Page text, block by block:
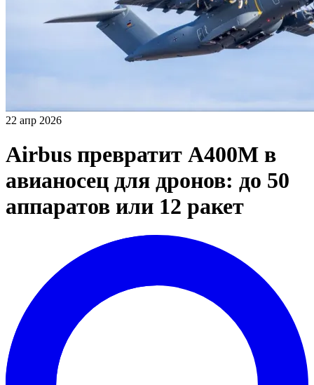
22 апр 2026
Airbus превратит A400M в
авианосец для дронов: до 50
аппаратов или 12 ракет